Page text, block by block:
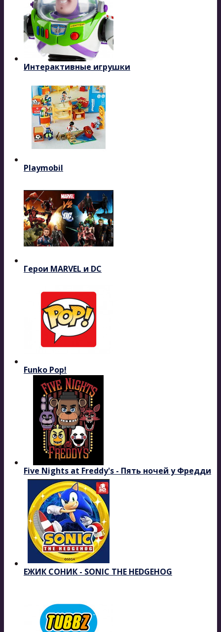
Интерактивные игрушки
Playmobil
Герои MARVEL и DC
Funko Pop!
Five Nights at Freddy's - Пять ночей у Фредди
ЕЖИК СОНИК - SONIC THE HEDGEHOG